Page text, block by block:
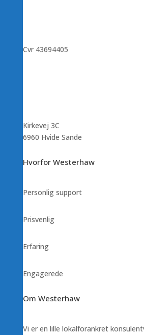
Cvr 43694405
Kirkevej 3C
6960 Hvide Sande
Hvorfor Westerhaw
Personlig support
Prisvenlig
Erfaring
Engagerede
Om Westerhaw
Vi er en lille lokalforankret